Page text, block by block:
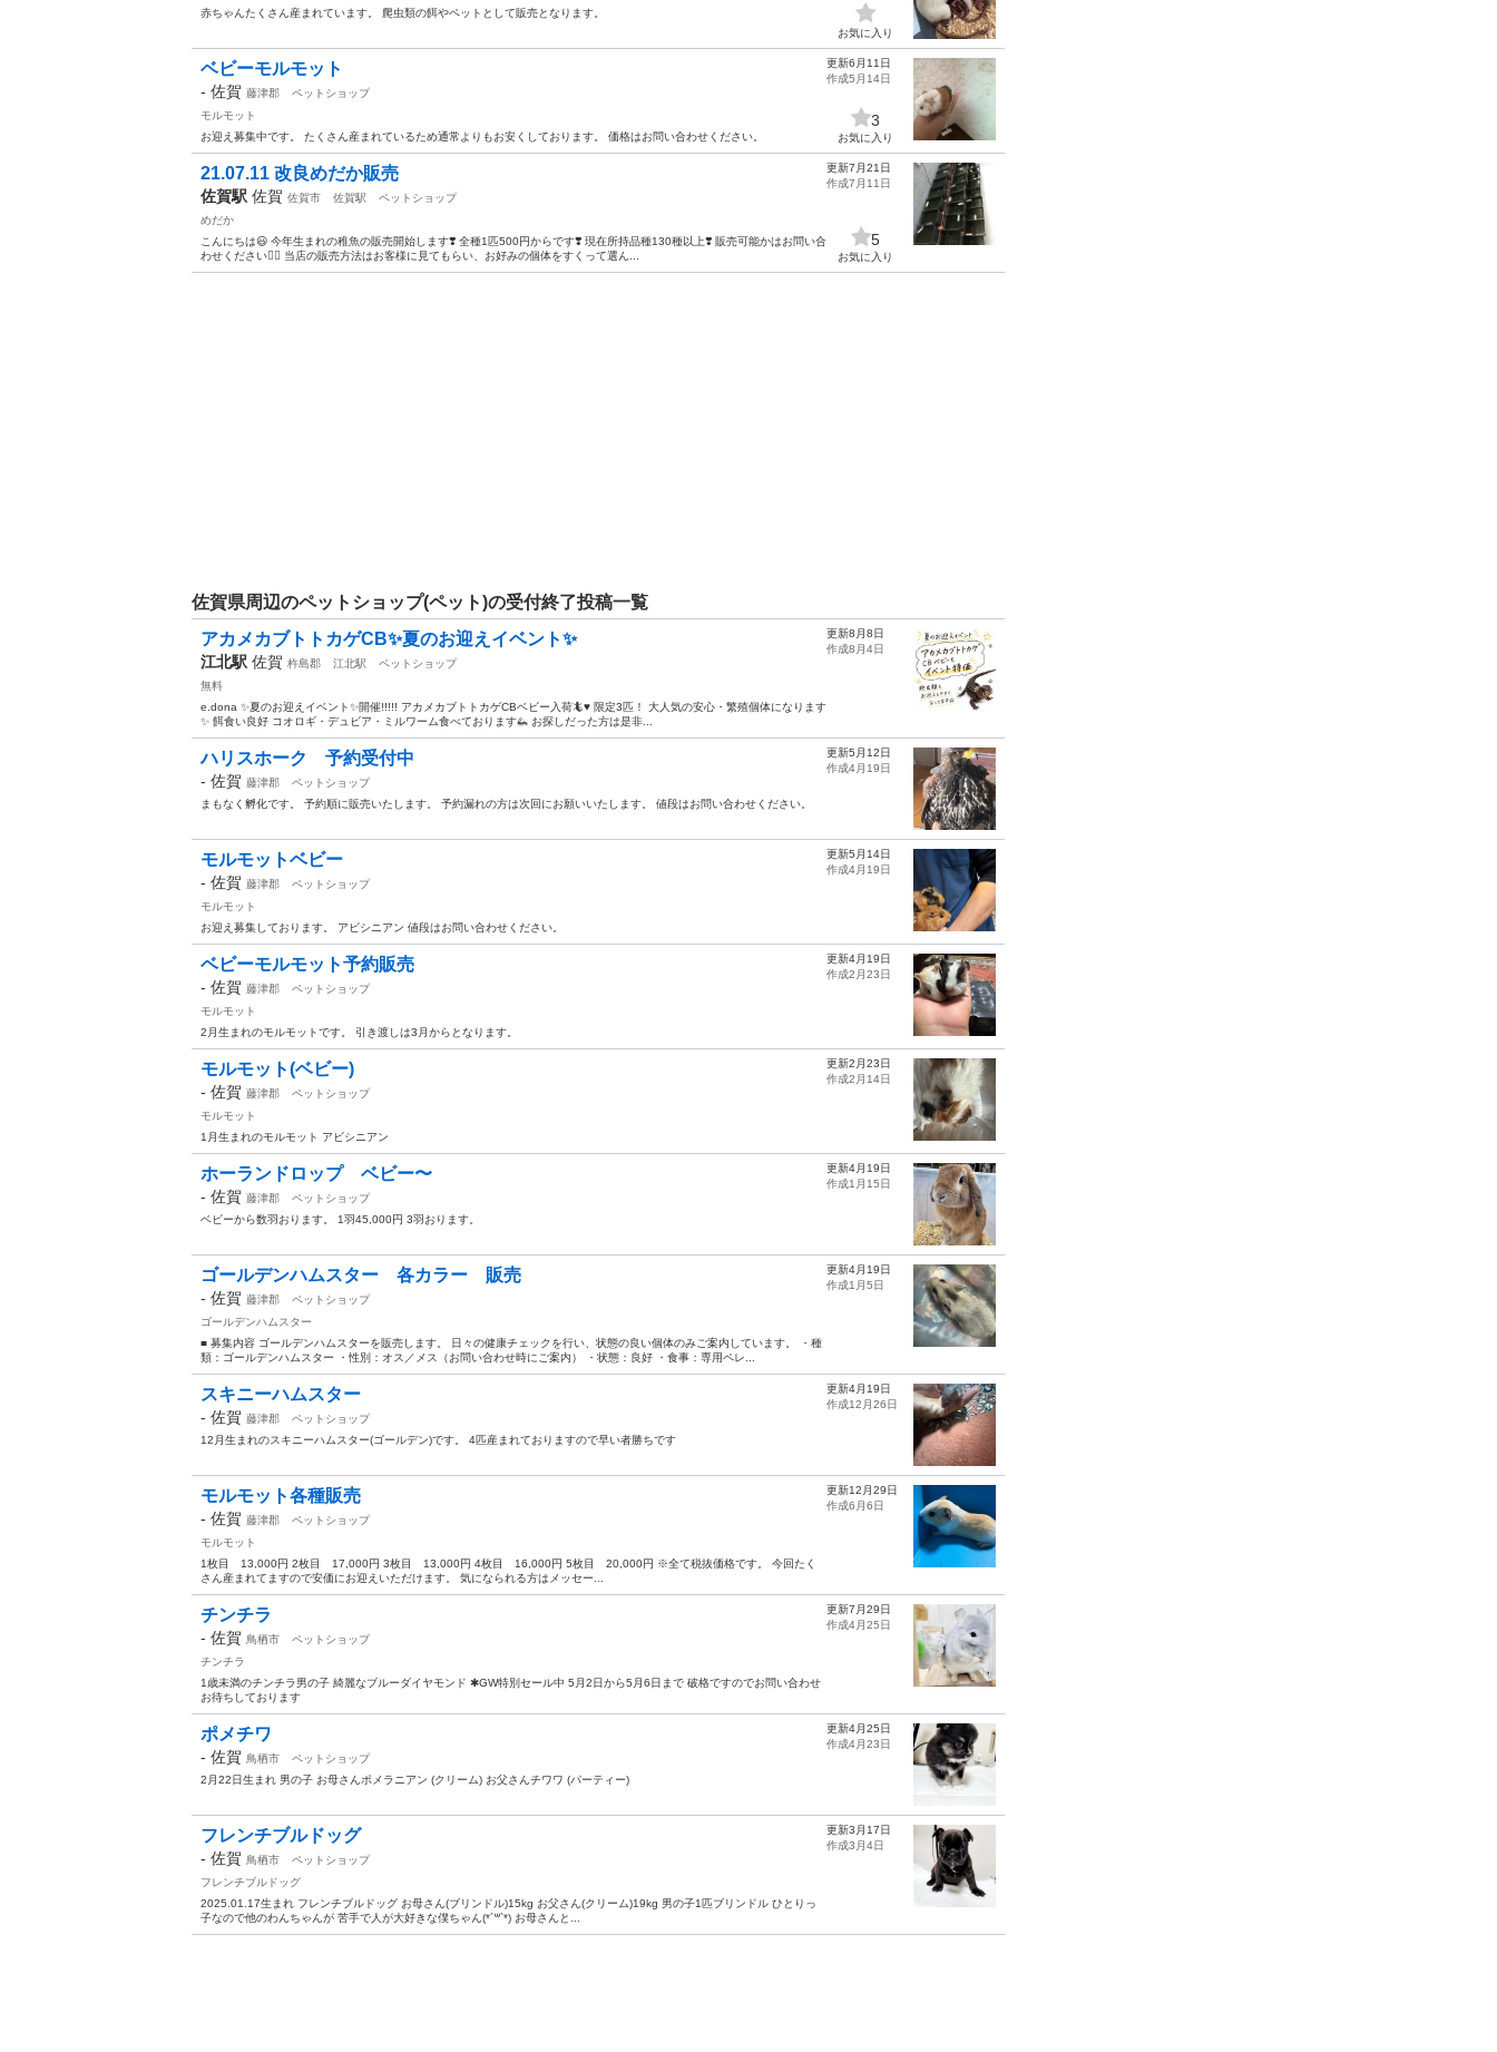
赤ちゃんたくさん産まれています。 爬虫類の餌やペットとして販売となります。
お気に入り
ベビーモルモット
- 佐賀 藤津郡
ペットショップ
モルモット
お迎え募集中です。 たくさん産まれているため通常よりもお安くしております。 価格はお問い合わせください。
更新6月11日
作成5月14日
3
お気に入り
21.07.11 改良めだか販売
佐賀駅 佐賀 佐賀市 佐賀駅
ペットショップ
めだか
こんにちは😃 今年生まれの稚魚の販売開始します❣️ 全種1匹500円からです❣️ 現在所持品種130種以上❣️ 販売可能かはお問い合
わせください🙇‍♂️ 当店の販売方法はお客様に見てもらい、お好みの個体をすくって選ん...
更新7月21日
作成7月11日
5
お気に入り
佐賀県周辺のペットショップ(ペット)の受付終了投稿一覧
アカメカブトトカゲCB✨夏のお迎えイベント✨
江北駅 佐賀 杵島郡 江北駅
ペットショップ
無料
e.dona ✨夏のお迎えイベント✨開催!!!!! アカメカブトトカゲCBベビー入荷🦎♥ 限定3匹！ 大人気の安心・繁殖個体になります
✨ 餌食い良好 コオロギ・デュビア・ミルワーム食べております🦗 お探しだった方は是非...
更新8月8日
作成8月4日
ハリスホーク 予約受付中
- 佐賀 藤津郡
ペットショップ
まもなく孵化です。 予約順に販売いたします。 予約漏れの方は次回にお願いいたします。 値段はお問い合わせください。
更新5月12日
作成4月19日
モルモットベビー
- 佐賀 藤津郡
ペットショップ
モルモット
お迎え募集しております。 アビシニアン 値段はお問い合わせください。
更新5月14日
作成4月19日
ベビーモルモット予約販売
- 佐賀 藤津郡
ペットショップ
モルモット
2月生まれのモルモットです。 引き渡しは3月からとなります。
更新4月19日
作成2月23日
モルモット(ベビー)
- 佐賀 藤津郡
ペットショップ
モルモット
1月生まれのモルモット アビシニアン
更新2月23日
作成2月14日
ホーランドロップ ベビー〜
- 佐賀 藤津郡
ペットショップ
ベビーから数羽おります。 1羽45,000円 3羽おります。
更新4月19日
作成1月15日
ゴールデンハムスター 各カラー 販売
- 佐賀 藤津郡
ペットショップ
ゴールデンハムスター
■ 募集内容 ゴールデンハムスターを販売します。 日々の健康チェックを行い、状態の良い個体のみご案内しています。 ・種
類：ゴールデンハムスター ・性別：オス／メス（お問い合わせ時にご案内） ・状態：良好 ・食事：専用ペレ...
更新4月19日
作成1月5日
スキニーハムスター
- 佐賀 藤津郡
ペットショップ
12月生まれのスキニーハムスター(ゴールデン)です。 4匹産まれておりますので早い者勝ちです
更新4月19日
作成12月26日
モルモット各種販売
- 佐賀 藤津郡
ペットショップ
モルモット
1枚目 13,000円 2枚目 17,000円 3枚目 13,000円 4枚目 16,000円 5枚目 20,000円 ※全て税抜価格です。 今回たく
さん産まれてますので安価にお迎えいただけます。 気になられる方はメッセー...
更新12月29日
作成6月6日
チンチラ
- 佐賀 鳥栖市
ペットショップ
チンチラ
1歳未満のチンチラ男の子 綺麗なブルーダイヤモンド ✱GW特別セール中 5月2日から5月6日まで 破格ですのでお問い合わせ
お待ちしております
更新7月29日
作成4月25日
ポメチワ
- 佐賀 鳥栖市
ペットショップ
2月22日生まれ 男の子 お母さんポメラニアン (クリーム) お父さんチワワ (パーティー)
更新4月25日
作成4月23日
フレンチブルドッグ
- 佐賀 鳥栖市
ペットショップ
フレンチブルドッグ
2025.01.17生まれ フレンチブルドッグ お母さん(ブリンドル)15kg お父さん(クリーム)19kg 男の子1匹ブリンドル ひとりっ
子なので他のわんちゃんが 苦手で人が大好きな僕ちゃん(*´꒳`*) お母さんと...
更新3月17日
作成3月4日